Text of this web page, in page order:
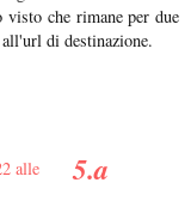
visto che rimane per due
di destinazione.
alle